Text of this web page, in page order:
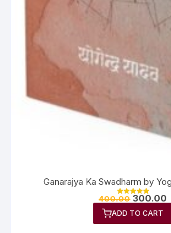
Ganarajya Ka Swadharm by
Rated
out of 5
400.00 300.00
ADD TO CART